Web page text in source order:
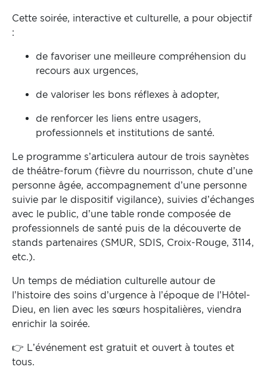
Cette soirée, interactive et culturelle, a pour objectif
:
de favoriser une meilleure compréhension du
recours aux urgences,
de valoriser les bons réflexes à adopter,
de renforcer les liens entre usagers,
professionnels et institutions de santé.
Le programme s’articulera autour de trois saynètes
de théâtre-forum (fièvre du nourrisson, chute d’une
personne âgée, accompagnement d’une personne
suivie par le dispositif vigilance), suivies d’échanges
avec le public, d’une table ronde composée de
professionnels de santé puis de la découverte de
stands partenaires (SMUR, SDIS, Croix-Rouge, 3114,
etc.).
Un temps de médiation culturelle autour de
l’histoire des soins d’urgence à l’époque de l’Hôtel-
Dieu, en lien avec les sœurs hospitalières, viendra
enrichir la soirée.
👉 L’événement est gratuit et ouvert à toutes et
tous.